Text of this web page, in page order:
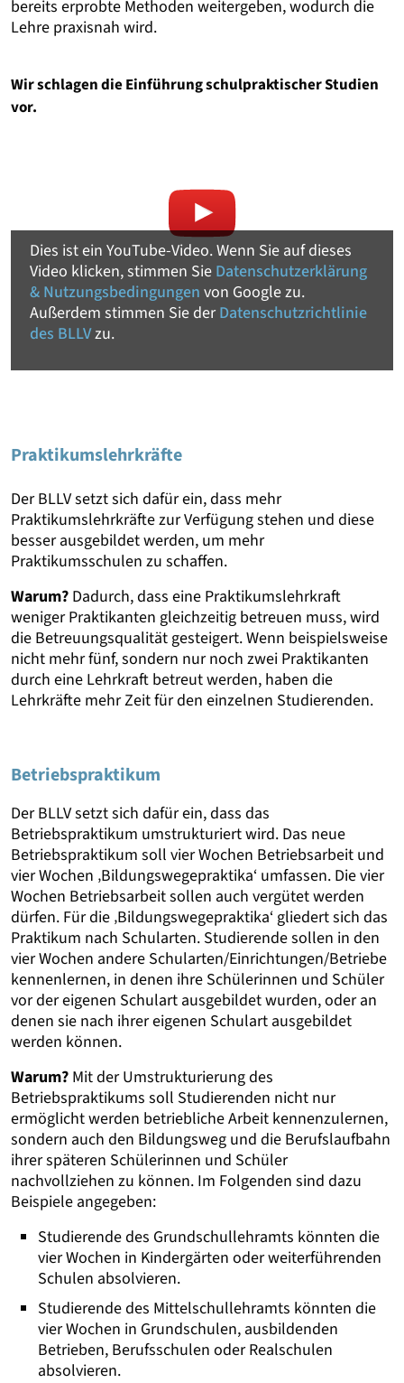
bereits erprobte Methoden weitergeben, wodurch die
Lehre praxisnah wird.
Wir schlagen die Einführung schulpraktischer Studien
vor.
Dies ist ein YouTube-Video. Wenn Sie auf dieses
Video klicken, stimmen Sie Datenschutzerklärung
& Nutzungsbedingungen von Google zu.
Außerdem stimmen Sie derDatenschutzrichtlinie
des BLLVzu.
Praktikumslehrkräfte
Der BLLV setzt sich dafür ein, dass mehr
Praktikumslehrkräfte zur Verfügung stehen und diese
besser ausgebildet werden, um mehr
Praktikumsschulen zu schaffen.
Warum? Dadurch, dass eine Praktikumslehrkraft
weniger Praktikanten gleichzeitig betreuen muss, wird
die Betreuungsqualität gesteigert. Wenn beispielsweise
nicht mehr fünf, sondern nur noch zwei Praktikanten
durch eine Lehrkraft betreut werden, haben die
Lehrkräfte mehr Zeit für den einzelnen Studierenden.
Betriebspraktikum
Der BLLV setzt sich dafür ein, dass das
Betriebspraktikum umstrukturiert wird. Das neue
Betriebspraktikum soll vier Wochen Betriebsarbeit und
vier Wochen ‚Bildungswegepraktika‘ umfassen. Die vier
Wochen Betriebsarbeit sollen auch vergütet werden
dürfen. Für die ‚Bildungswegepraktika‘ gliedert sich das
Praktikum nach Schularten. Studierende sollen in den
vier Wochen andere Schularten/Einrichtungen/Betriebe
kennenlernen, in denen ihre Schülerinnen und Schüler
vor der eigenen Schulart ausgebildet wurden, oder an
denen sie nach ihrer eigenen Schulart ausgebildet
werden können.
Warum? Mit der Umstrukturierung des
Betriebspraktikums soll Studierenden nicht nur
ermöglicht werden betriebliche Arbeit kennenzulernen,
sondern auch den Bildungsweg und die Berufslaufbahn
ihrer späteren Schülerinnen und Schüler
nachvollziehen zu können. Im Folgenden sind dazu
Beispiele angegeben:
Studierende des Grundschullehramts könnten die
vier Wochen in Kindergärten oder weiterführenden
Schulen absolvieren.
Studierende des Mittelschullehramts könnten die
vier Wochen in Grundschulen, ausbildenden
Betrieben, Berufsschulen oder Realschulen
absolvieren.